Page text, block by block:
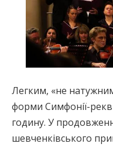
Легким, «не
форми Симфонії-
годину. У
шевченківського